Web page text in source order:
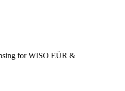
for WISO EÜR &